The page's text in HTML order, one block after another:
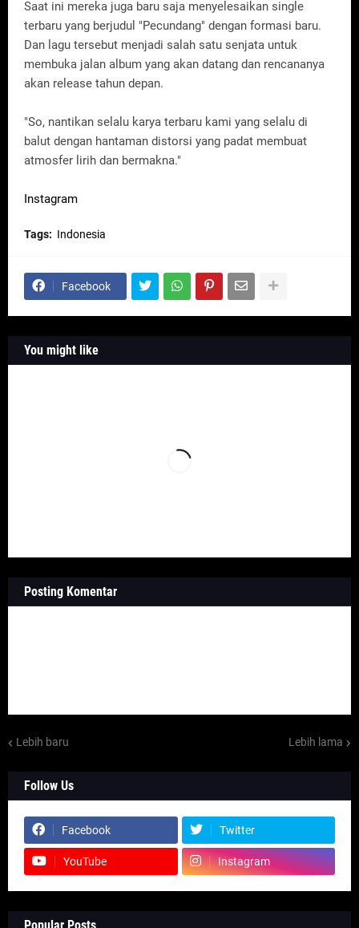
Saat ini mereka juga baru saja menyelesaikan single
terbaru yang berjudul "Pecundang" dengan formasi baru.
Dan lagu tersebut menjadi salah satu senjata untuk
membuka jalan album yang akan datang dan rencananya
akan release tahun depan.
"So, nantikan selalu karya terbaru kami yang selalu di
balut dengan hantaman distorsi yang padat membuat
atmosfer lirih dan bermakna."
Instagram
Tags: Indonesia
Facebook
You might like
Posting Komentar
Lebih baru Lebih lama
Follow Us
Facebook Twitter
YouTube Instagram